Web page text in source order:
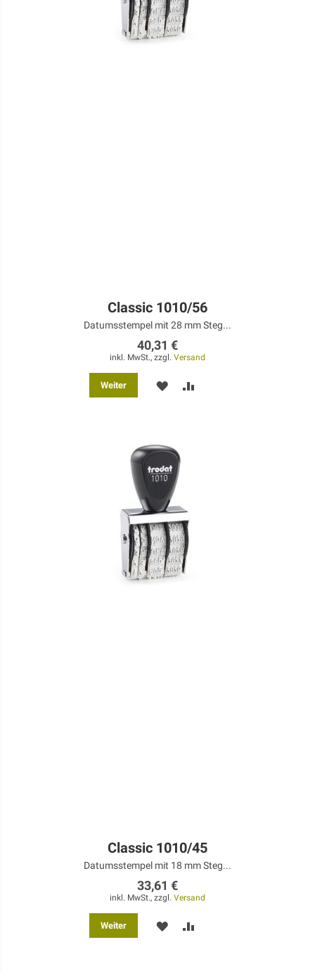
Classic 1010/56
Datumsstempel mit 28 mm Steg...
40,31 €
inkl. MwSt., zzgl. Versand
Weiter MERKEN
Classic 1010/45
Datumsstempel mit 18 mm Steg...
33,61 €
inkl. MwSt., zzgl. Versand
Weiter MERKEN